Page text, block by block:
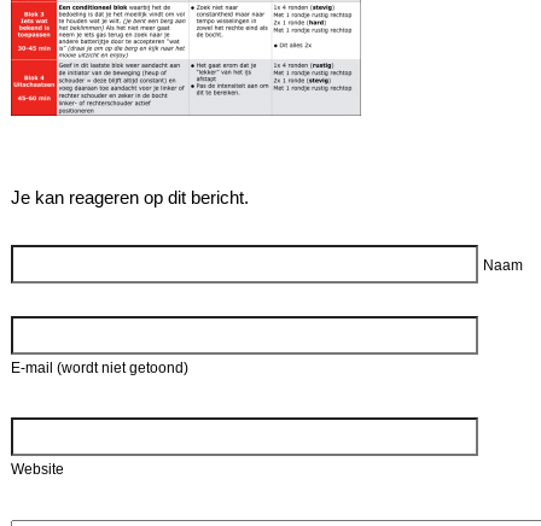
Je kan reageren op dit bericht.
Naam
E-mail (wordt niet getoond)
Website